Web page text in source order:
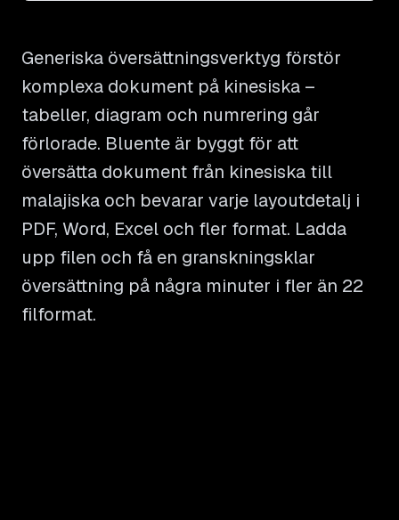
Generiska översättningsverktyg förstör
komplexa dokument på kinesiska –
tabeller, diagram och numrering går
förlorade. Bluente är byggt för att
översätta dokument från kinesiska till
malajiska och bevarar varje layoutdetalj i
PDF, Word, Excel och fler format. Ladda
upp filen och få en granskningsklar
översättning på några minuter i fler än 22
filformat.